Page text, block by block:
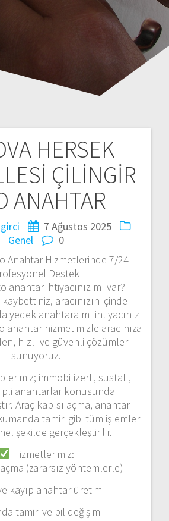
HERSEK
ÇİLİNGİR
ANAHTAR
7 Ağustos 2025
Genel
0
Anahtar Hizmetlerinde 7/24
Destek
anahtar ihtiyacınız mı var?
kaybettiniz, aracınızın içinde
yedek anahtara mı ihtiyacınız
anahtar hizmetimizle aracınıza
hızlı ve güvenli çözümler
sunuyoruz.
immobilizerli, sustalı,
anahtarlar konusunda
Araç kapısı açma, anahtar
tamiri gibi tüm işlemler
şekilde gerçekleştirilir.
Hizmetlerimiz:
açma (zararsız yöntemlerle)
kayıp anahtar üretimi
tamiri ve pil değişimi